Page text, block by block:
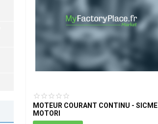
MOTEUR COURANT CONTINU - SICME
MOTORI